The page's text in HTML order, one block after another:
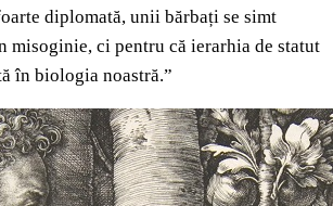
diplomată, unii bărbați se simt
misoginie, ci pentru că ierarhia de statut
în biologia noastră.”